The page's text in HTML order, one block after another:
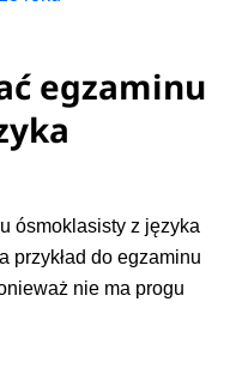
egzaminu
ósmoklasisty z języka
przykład do egzaminu
nie ma progu